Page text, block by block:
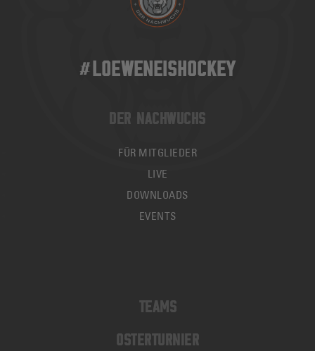
#LOEWENEISHOCKEY
DER NACHWUCHS
FÜR MITGLIEDER
LIVE
DOWNLOADS
EVENTS
TEAMS
OSTERTURNIER